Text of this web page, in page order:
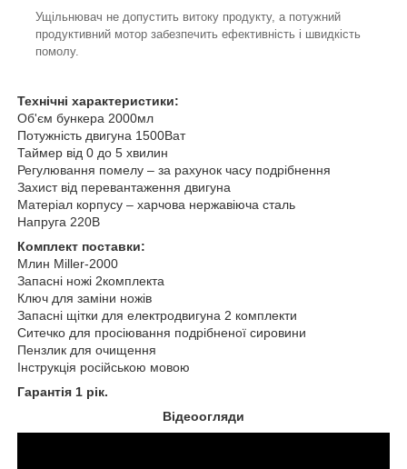
Ущільнювач не допустить витоку продукту, а потужний
продуктивний мотор забезпечить ефективність і швидкість
помолу.
Технічні характеристики:
Об'єм бункера 2000мл
Потужність двигуна 1500Ват
Таймер від 0 до 5 хвилин
Регулювання помелу – за рахунок часу подрібнення
Захист від перевантаження двигуна
Матеріал корпусу – харчова нержавіюча сталь
Напруга 220В
Комплект поставки:
Млин Miller-2000
Запасні ножі 2комплекта
Ключ для заміни ножів
Запасні щітки для електродвигуна 2 комплекти
Ситечко для просіювання подрібненої сировини
Пензлик для очищення
Інструкція російською мовою
Гарантія 1 рік.
Відеоогляди